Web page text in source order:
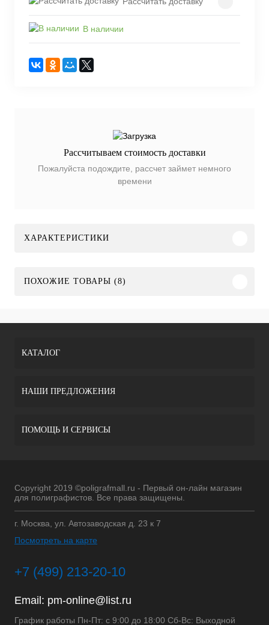
В наличии
Рассчитываем стоимость доставки
Пожалуйста подождите, рассчет займет немного
времени
ХАРАКТЕРИСТИКИ
ПОХОЖИЕ ТОВАРЫ (8)
КАТАЛОГ
НАШИ ПРЕДЛОЖЕНИЯ
ПОМОЩЬ И СЕРВИСЫ
Copyright 2019 ©poligrafmall.ru - Первый он-лайн магазин
для полиграфистов. Все права защищены.
г. Москва, ул. Автозаводская д. 23 к 7
Посмотреть на карте
+7 (499) 213-20-10
Email: pm-online@list.ru
График работы Пн-Пт: с 9:00 до 18:00 Сб-Вс: Выходной